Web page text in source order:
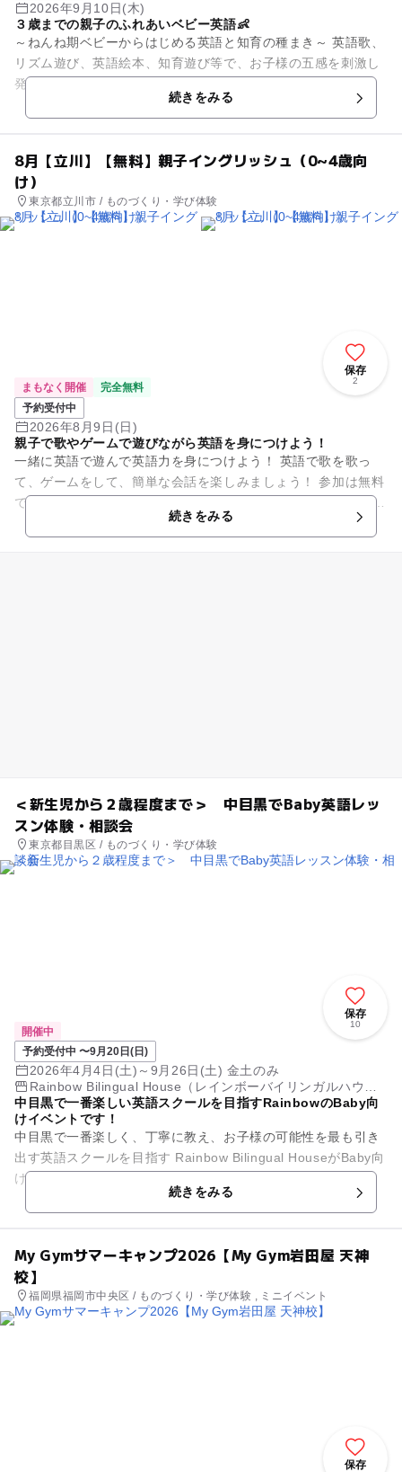
2026年9月10日(木)
３歳までの親子のふれあいベビー英語👶
～ねんね期ベビーからはじめる英語と知育の種まき～ 英語歌、
リズム遊び、英語絵本、知育遊び等で、お子様の五感を刺激し
発達を促します🌻
続きをみる
8月【立川】【無料】親子イングリッシュ（0~4歳向
け）
東京都立川市 / ものづくり・学び体験
保存
2
まもなく開催
完全無料
予約受付中
2026年8月9日(日)
親子で歌やゲームで遊びながら英語を身につけよう！
一緒に英語で遊んで英語力を身につけよう！ 英語で歌を歌っ
て、ゲームをして、簡単な会話を楽しみましょう！ 参加は無料
です。 【イベント詳細】 【日時】毎月第二の日曜日 午前9:20
続きをみる
＜新生児から２歳程度まで＞ 中目黒でBaby英語レッ
スン体験・相談会
東京都目黒区 / ものづくり・学び体験
保存
10
開催中
予約受付中 〜9月20日(日)
2026年4月4日(土)～9月26日(土) 金土のみ
Rainbow Bilingual House（レインボーバイリンガルハウ
ス）
中目黒で一番楽しい英語スクールを目指すRainbowのBaby向
けイベントです！
中目黒で一番楽しく、丁寧に教え、お子様の可能性を最も引き
出す英語スクールを目指す Rainbow Bilingual HouseがBaby向
け英語レッスンの体験イベントを開催します！ ⁡ ...
続きをみる
My Gymサマーキャンプ2026【My Gym岩田屋 天神
校】
福岡県福岡市中央区 / ものづくり・学び体験 , ミニイベント
保存